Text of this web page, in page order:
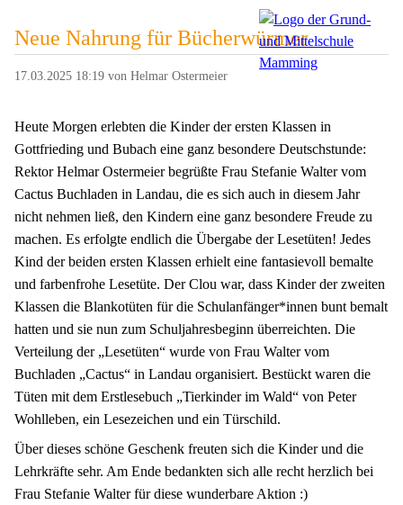
Neue Nahrung für Bücherwürmer
17.03.2025 18:19 von Helmar Ostermeier
Heute Morgen erlebten die Kinder der ersten Klassen in
Gottfrieding und Bubach eine ganz besondere Deutschstunde:
Rektor Helmar Ostermeier begrüßte Frau Stefanie Walter vom
Cactus Buchladen in Landau, die es sich auch in diesem Jahr
nicht nehmen ließ, den Kindern eine ganz besondere Freude zu
machen. Es erfolgte endlich die Übergabe der Lesetüten! Jedes
Kind der beiden ersten Klassen erhielt eine fantasievoll bemalte
und farbenfrohe Lesetüte. Der Clou war, dass Kinder der zweiten
Klassen die Blankotüten für die Schulanfänger*innen bunt bemalt
hatten und sie nun zum Schuljahresbeginn überreichten. Die
Verteilung der „Lesetüten“ wurde von Frau Walter vom
Buchladen „Cactus“ in Landau organisiert. Bestückt waren die
Tüten mit dem Erstlesebuch „Tierkinder im Wald“ von Peter
Wohlleben, ein Lesezeichen und ein Türschild.
Über dieses schöne Geschenk freuten sich die Kinder und die
Lehrkräfte sehr. Am Ende bedankten sich alle recht herzlich bei
Frau Stefanie Walter für diese wunderbare Aktion :)